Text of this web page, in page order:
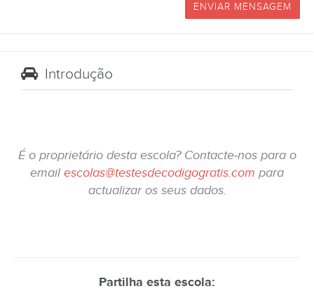
ENVIAR MENSAGEM
Introdução
É o proprietário desta escola? Contacte-nos para o
emailescolas@testesdecodigogratis.com para
actualizar os seus dados.
Partilha esta escola: